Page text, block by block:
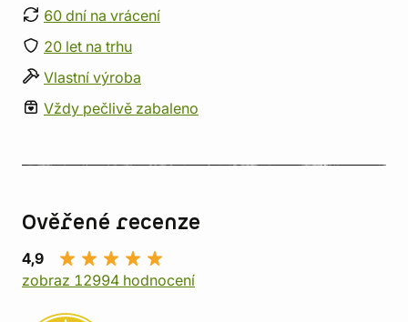
60 dní na vrácení
20 let na trhu
Vlastní výroba
Vždy pečlivě zabaleno
Ověřené recenze
4,9
zobraz 12994 hodnocení